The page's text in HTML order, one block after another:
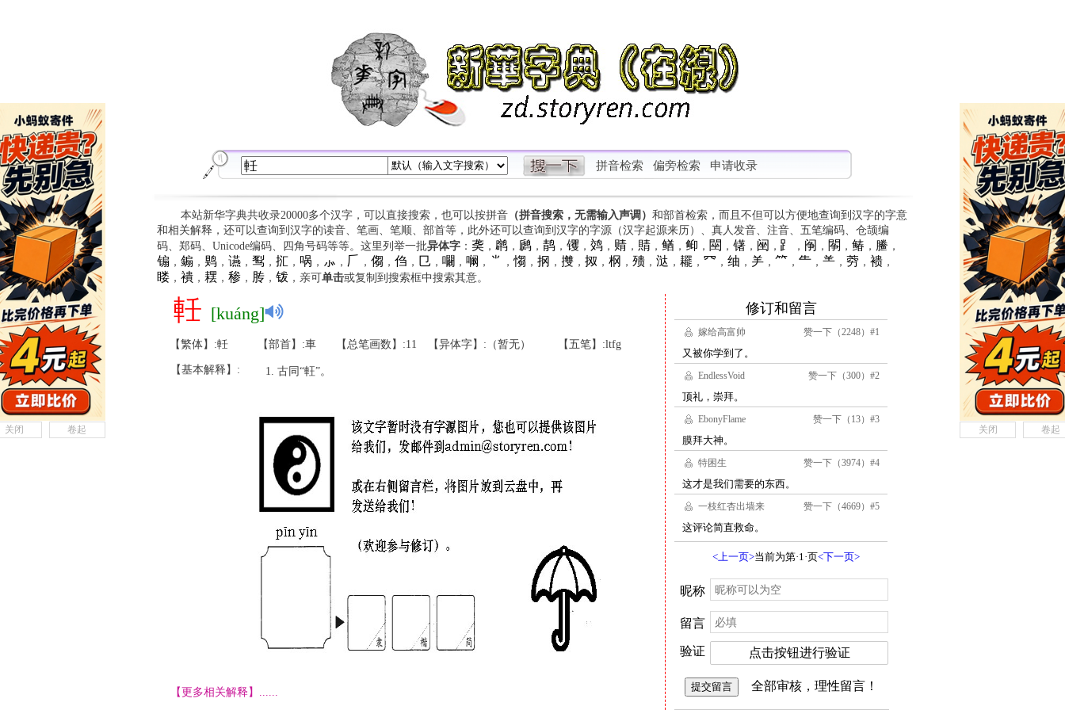
拼音检索 偏旁检索 申请收录
本站新华字典共收录20000多个汉字，可以直接搜索，也可以按拼音（拼音搜索，无需输入声调） 和部首检索，而且不但可以方便地查询到汉字的字意
和相关解释，还可以查询到汉字的读音、笔画、笔顺、部首等，此外还可以查询到汉字的字源（汉字起源来历）、真人发音、注音、五笔编码、仓颉编
码、郑码、Unicode编码、四角号码等等。这里列举一批异体字： 䶮 ， 䴙， 䴘， 䴖， 䦆， 䴔， 䞍， 䝼， 䲡 ， 䲟 ， 䦟 ， 䦃， 䦷 ， ⻊ ， 䦶 ， 䦛 ， 䲠 ， 䲢 ，
䦂 ， 䥇 ， 䴗， 䜩， 䴕， 㧟 ， 㖞 ， ⺗ ， 𠂆 ， 㑳 ， 㑇 ， 㔾 ， 㘚 ， 㘎 ， ⺌ ， 㥮 ， 㧏 ， 㩳， 㧐 ， 㭎 ， 㱮， 㳠 ， 䎱 ， ⺳ ， 䌷 ， ⺶， ⺮ ， ⺧， ⺷， 䓖， 䙌，
䁖， 䙡， 䎬 ， 䅟， 䏝， 䥽，亲可单击或复制到搜索框中搜索其意。
軠 [kuáng]
【繁体】:軠 【部首】:車 【总笔画数】:11 【异体字】:（暂无） 【五笔】:ltfg
【基本解释】: 古同“軖”。
【更多相关解释】......
关闭 卷起 关闭 卷起